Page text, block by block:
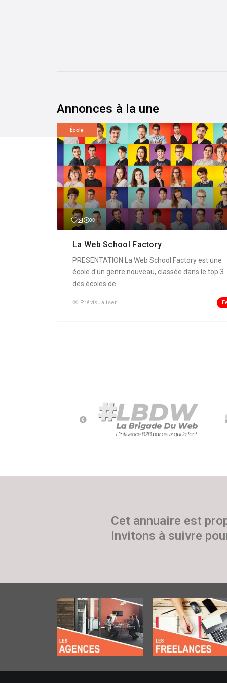
Annonces à la une
École
La Web School Factory
PRESENTATION La Web School Factory est une
école d'un genre nouveau, classée dans le top 3
des écoles de ...
Prévisualiser
Cet annuaire est
invitons à suivre